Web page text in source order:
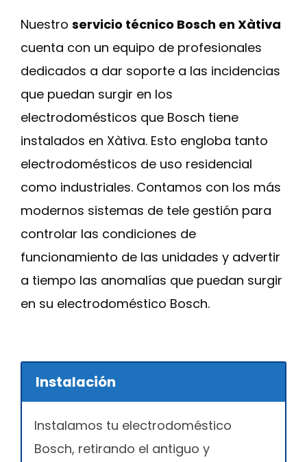
Nuestro servicio técnico Bosch en Xàtiva
cuenta con un equipo de profesionales
dedicados a dar soporte a las incidencias
que puedan surgir en los
electrodomésticos que Bosch tiene
instalados en Xàtiva. Esto engloba tanto
electrodomésticos de uso residencial
como industriales. Contamos con los más
modernos sistemas de tele gestión para
controlar las condiciones de
funcionamiento de las unidades y advertir
a tiempo las anomalías que puedan surgir
en su electrodoméstico Bosch.
Instalación
Instalamos tu electrodoméstico
Bosch, retirando el antiguo y